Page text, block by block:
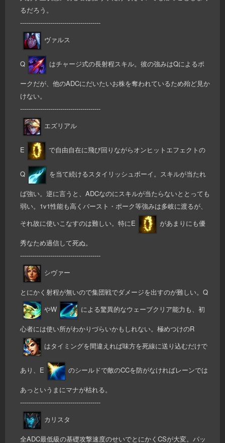
るだろう。
----------------------------------------
ヴァルス
Q はチャージ式の長射程スキル。彼の強みはQによるポ
ークだが、他のADCにだいたいお株を奪われているため殆ど見か
けない。
----------------------------------------
エズリアル
E で自由自在に飛び回りながらオンヒットエフェクトの
Q を当て続けるスタイリッシュボーイ。スキルが当たれ
ば強い。逆に言うと、ADCなのにスキルが当たらないととっても
弱い。1v1性能も高くバースト・ポーク等強みは多岐に渡るが、
それ故に使いこなすのは難しい。特にE
があまりにも優
秀なため過信して死ぬ。
----------------------------------------
シヴァー
とにかく射程が無いので集団戦でダメージを出すのが難しい。Q
やW
による驚異的なウェーブクリア能力も、初
心者には使い所がわかりづらいかもしれない。極めつけのR
はタイミングを間違えれば味方を死線に送り込むだけで
あり、E のシールドで敵のCCを防がなければレーンでは
あっというまにマナが枯れる。
----------------------------------------
カリスタ
全ADC最低級の基礎攻撃速度のせいでとにかくCSが大変。パッ